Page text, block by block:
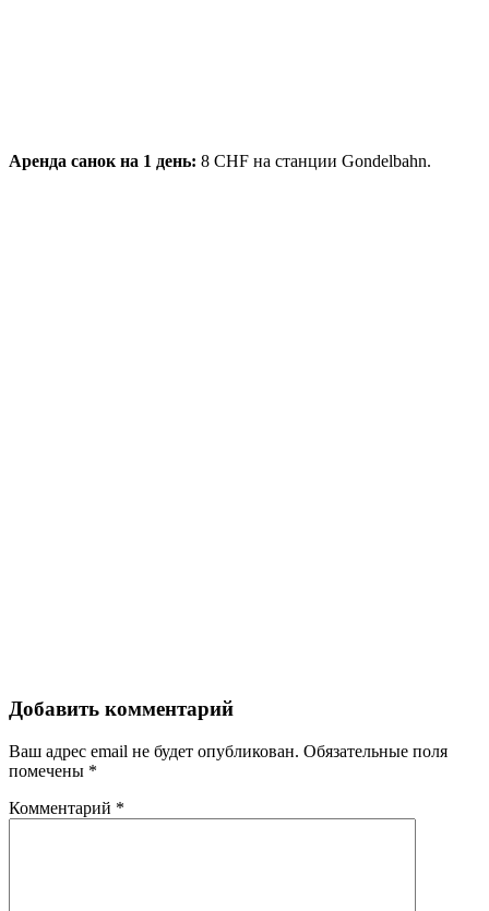
Аренда санок на 1 день: 8 CHF на станции Gondelbahn.
Добавить комментарий
Ваш адрес email не будет опубликован. Обязательные поля
помечены *
Комментарий *